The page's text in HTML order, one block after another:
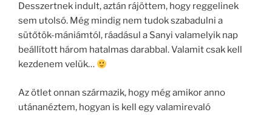
Desszertnek indult, aztán rájöttem, hogy reggelinek
sem utolsó. Még mindig nem tudok szabadulni a
sütőtök-mániámtól, ráadásul a Sanyi valamelyik nap
beállított három hatalmas darabbal. Valamit csak kell
kezdenem velük…
Az ötlet onnan származik, hogy még amikor anno
utánanéztem, hogyan is kell egy valamirevaló